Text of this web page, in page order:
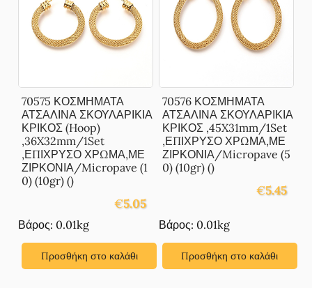
70575 ΚΟΣΜΗΜΑΤΑ
ΑΤΣΑΛΙΝΑ ΣΚΟΥΛΑΡΙΚΙΑ
ΚΡΙΚΟΣ (Hoop)
,36X32mm/1Set
,ΕΠΙΧΡΥΣΟ ΧΡΩΜΑ,ΜΕ
ΖΙΡΚΟΝΙΑ/Micropave (1
0) (10gr) ()
€5.05
Βάρος: 0.01kg
Προσθήκη στο καλάθι
70576 ΚΟΣΜΗΜΑΤΑ
ΑΤΣΑΛΙΝΑ ΣΚΟΥΛΑΡΙΚΙΑ
ΚΡΙΚΟΣ ,45X31mm/1Set
,ΕΠΙΧΡΥΣΟ ΧΡΩΜΑ,ΜΕ
ΖΙΡΚΟΝΙΑ/Micropave (5
0) (10gr) ()
€5.45
Βάρος: 0.01kg
Προσθήκη στο καλάθι